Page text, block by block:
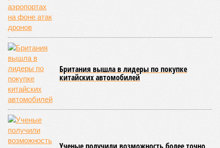
Британия вышла в лидеры по покупке
китайских автомобилей